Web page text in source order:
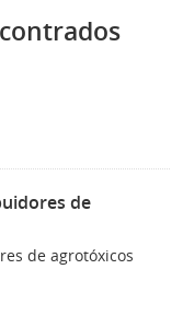
de
de agrotóxicos